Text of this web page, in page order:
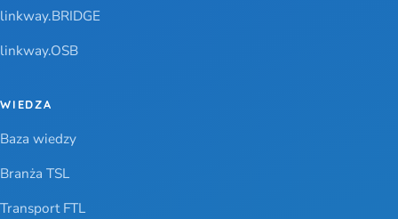
linkway.BRIDGE
linkway.OSB
WIEDZA
Baza wiedzy
Branża TSL
Transport FTL